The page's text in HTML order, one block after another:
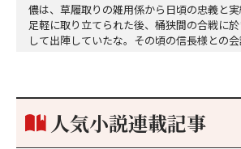
儂は、草履取りの雑用係から日頃の忠義と
足軽に取り立てられた後、桶狭間の合戦に
して出陣していたな。その頃の信長様との
り。どうして勝てたのか、未だにわかりま
人気小説連載記事